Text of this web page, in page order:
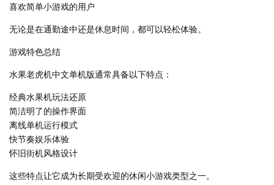
喜欢简单小游戏的用户
无论是在通勤途中还是休息时间，都可以轻松体验。
游戏特色总结
水果老虎机中文单机版通常具备以下特点：
经典水果机玩法还原
简洁明了的操作界面
离线单机运行模式
快节奏娱乐体验
怀旧街机风格设计
这些特点让它成为长期受欢迎的休闲小游戏类型之一。